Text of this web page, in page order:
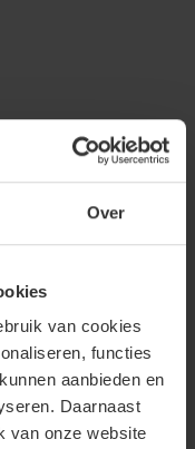
Over
van cookies
functies
aanbieden en
Daarnaast
van onze website